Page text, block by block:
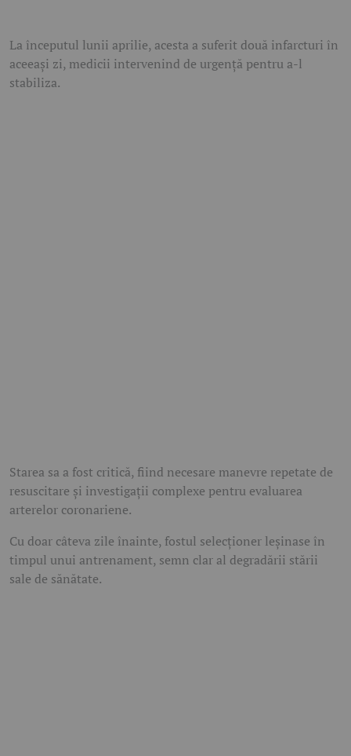
La începutul lunii aprilie, acesta a suferit două infarcturi în
aceeași zi, medicii intervenind de urgență pentru a-l
stabiliza.
Starea sa a fost critică, fiind necesare manevre repetate de
resuscitare și investigații complexe pentru evaluarea
arterelor coronariene.
Cu doar câteva zile înainte, fostul selecționer leșinase în
timpul unui antrenament, semn clar al degradării stării
sale de sănătate.